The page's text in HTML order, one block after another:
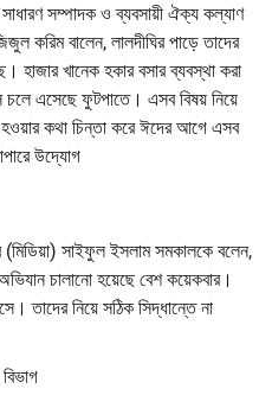
সাধারণ সম্পাদক ও ব্যবসায়ী ঐক্য কল্যাণ
করিম বালেন, লালদীঘির পাড়ে তাদের
হাজার খানেক হকার বসার ব্যবস্থা করা
চলে এসেছে ফুটপাতে। এসব বিষয় নিয়ে
হওয়ার কথা চিন্তা করে ঈদের আগে এসব
উদ্যোগ
(মিডিয়া) সাইফুল ইসলাম সমকালকে বলেন,
চালানো হয়েছে বেশ কয়েকবার।
তাদের নিয়ে সঠিক সিদ্ধান্তে না